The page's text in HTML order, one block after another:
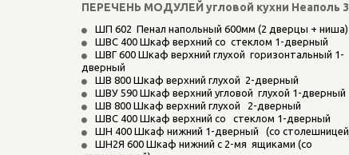
ПЕРЕЧЕНЬ МОДУЛЕЙ угловой кухни Неаполь
ШП 602  Пенал напольный 600мм (2 дверцы + ниша)
ШВС 400 Шкаф верхний со  стеклом 1-дверный
ШВГ 600 Шкаф верхний глухой  горизонтальный 1-
дверный
ШВ 800 Шкаф верхний глухой  2-дверный
ШВУ 590 Шкаф верхний угловой  глухой 1-дверный
ШВ 800 Шкаф верхний глухой   2-дверный
ШВС 400 Шкаф верхний со   стеклом 1-дверный
ШН 400 Шкаф нижний 1-дверный   (со
ШН2Я 600 Шкаф нижний с 2-мя  ящиками (со